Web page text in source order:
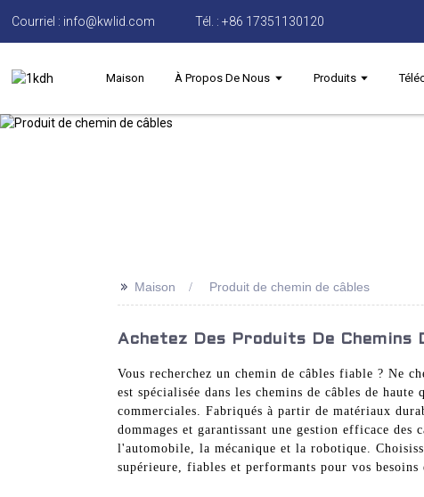
Courriel : info@kwlid.com Tél. : +86 17351130120
Maison À Propos De Nous Produits
>> Maison Produit de chemin de câbles
Achetez Des Produits De Chemins
Vous recherchez un chemin de câbles fiable ? Ne
est spécialisée dans les chemins de câbles de
commerciales. Fabriqués à partir de matériaux
dommages et garantissant une gestion efficace
l'automobile, la mécanique et la robotique.
supérieure, fiables et performants pour vos besoins